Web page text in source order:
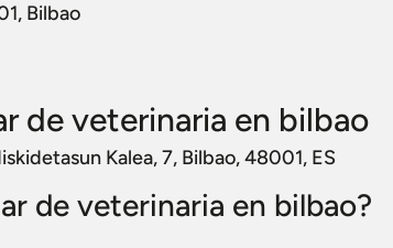
Bilbao
de veterinaria en bilbao
Kalea, 7, Bilbao, 48001, ES
de veterinaria en bilbao?